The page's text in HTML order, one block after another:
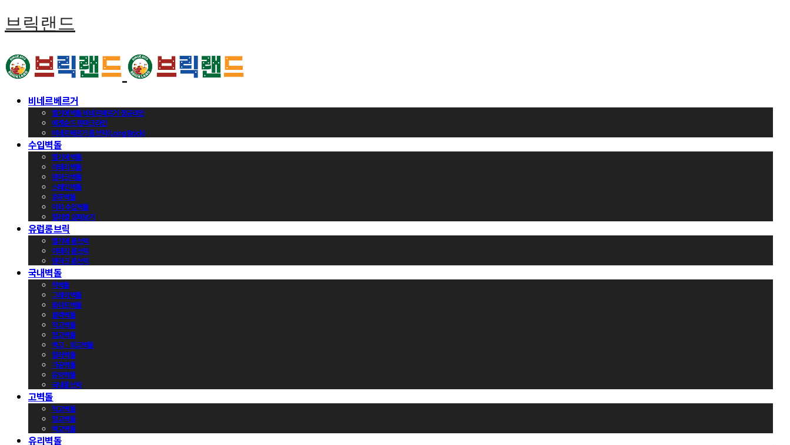
브릭랜드
비네르베르거
벨기에벽돌 비네르베르거 정규라인
에겐순드 덴마크라인
비네르베르거 롱브릭(Long Brick)
수입벽돌
벨기에벽돌
이태리벽돌
덴마크벽돌
스페인벽돌
호주벽돌
이외 수입벽돌
컬러별 살펴보기
유럽롱브릭
벨기에 롱브릭
이태리 롱브릭
덴마크 롱브릭
국내벽돌
적벽돌
그레이벽돌
화이트벽돌
블랙벽돌
적고벽돌
청고벽돌
백고ㆍ회고벽돌
컬러벽돌
가공벽돌
유약벽돌
국내롱브릭
고벽돌
적고벽돌
청고벽돌
백고벽돌
유리벽돌